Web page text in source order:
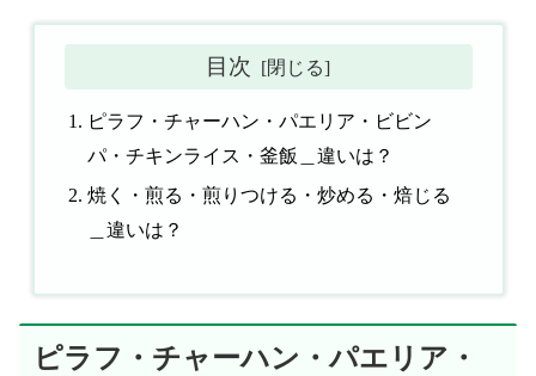
目次
ピラフ・チャーハン・パエリア・ビビン
パ・チキンライス・釜飯＿違いは？
焼く・煎る・煎りつける・炒める・焙じる
＿違いは？
ピラフ・チャーハン・パエリア・